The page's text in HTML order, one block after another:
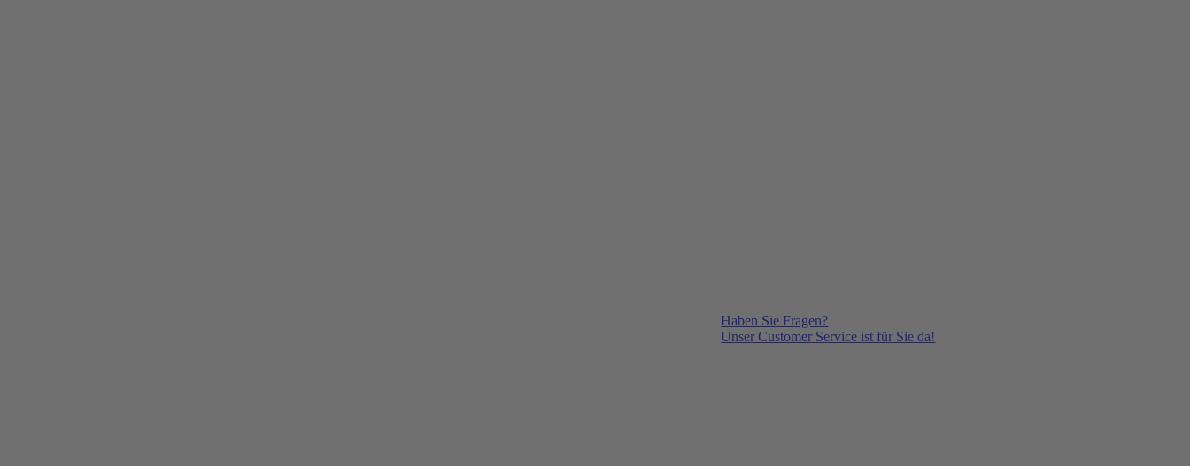
Haben Sie Fragen?
Unser Customer Service ist für Sie da!